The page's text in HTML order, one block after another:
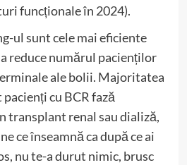
funcționale în 2024).
ul sunt cele mai eficiente
reduce numărul pacienților
ale bolii. Majoritatea
cu BCR fază
transplant renal sau dializă,
ce înseamnă ca după ce ai
nu te-a durut nimic, brusc